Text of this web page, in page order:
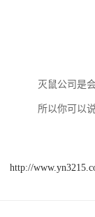
灭鼠公司是
所以你可以
http://